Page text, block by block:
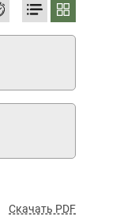
Скачать PDF